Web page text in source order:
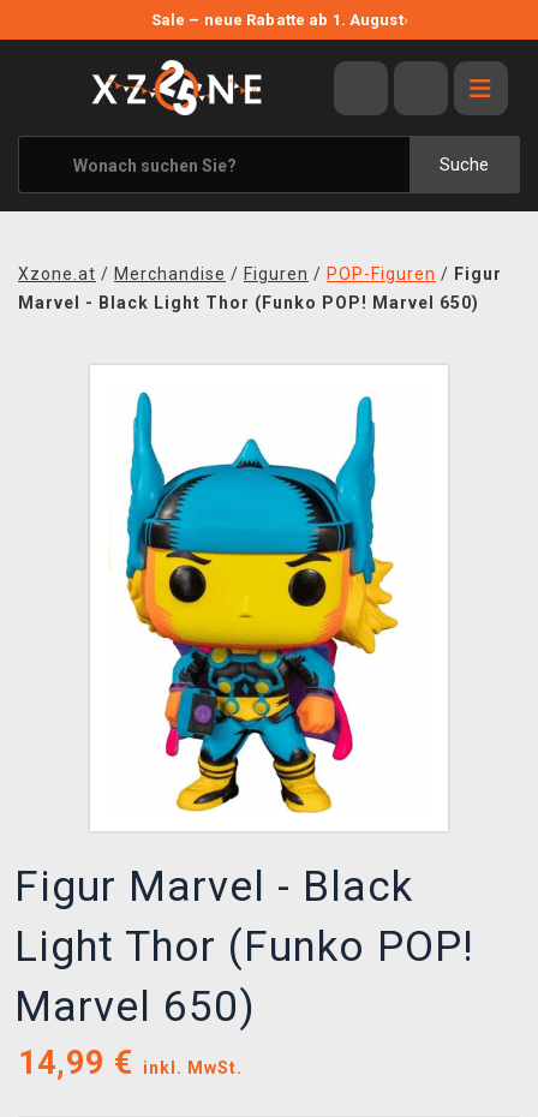
Sale – neue Rabatte ab 1. August›
Suche
ANGEBOTE
ALLE MARKEN
XZONE ORIGINALS
KLEIDUNG & ACCESSOIRES
BÜCHER & COMICS
XZONE CLUB
Xzone.at / Merchandise / Figuren / POP-Figuren / Figur
Marvel - Black Light Thor (Funko POP! Marvel 650)
Figur Marvel - Black
Light Thor (Funko POP!
Marvel 650)
14,99 € inkl. MwSt.